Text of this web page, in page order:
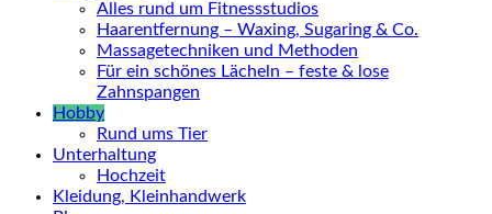
Alles rund um Fitnessstudios
Haarentfernung – Waxing, Sugaring & Co.
Massagetechniken und Methoden
Für ein schönes Lächeln – feste & lose
Zahnspangen
Hobby
Rund ums Tier
Unterhaltung
Hochzeit
Kleidung, Kleinhandwerk